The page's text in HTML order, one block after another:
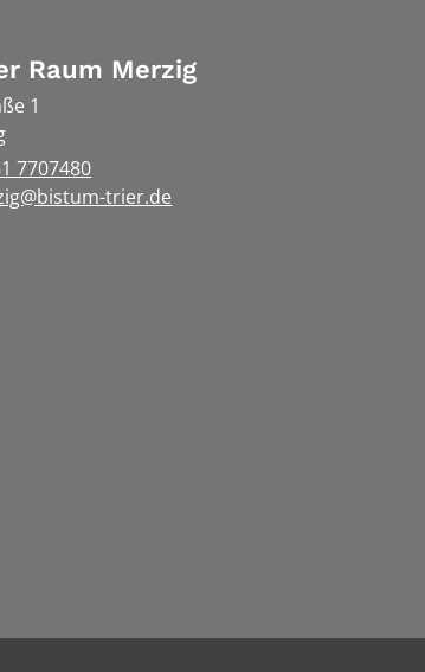
Raum Merzig
1
7707480
trier.de